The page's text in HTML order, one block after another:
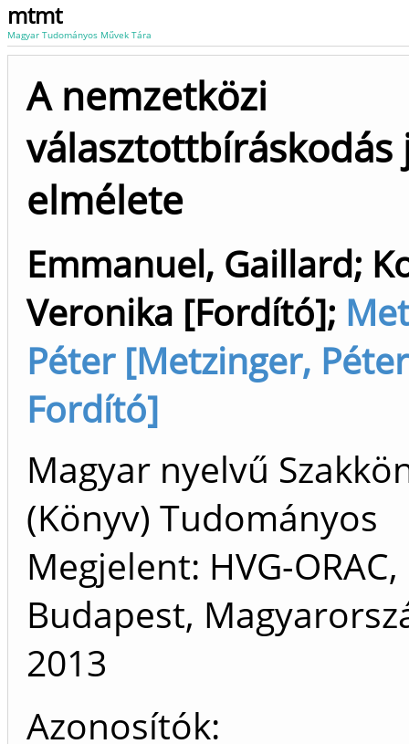
mtmt
Magyar Tudományos Művek Tára
A nemzetközi
választottbíráskodás
elmélete
Emmanuel, Gaillard;
Veronika [Fordító];
Péter [Metzinger,
Fordító]
Magyar nyelvű
(Könyv) Tudományos
Megjelent: HVG-ORAC,
Budapest,
2013
Azonosítók